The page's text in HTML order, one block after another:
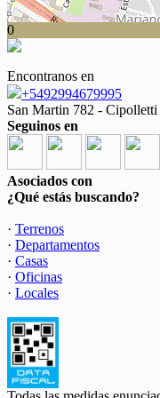
0
Encontranos en
+5492994679995
San Martin 782 -
Seguinos en
Asociados con
¿Qué estás buscando?
· Terrenos
· Departamentos
· Casas
· Oficinas
· Locales